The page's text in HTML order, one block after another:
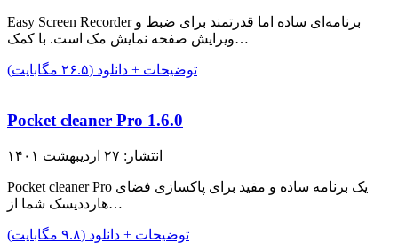
Easy Screen Recorder برنامه‌ای ساده اما قدرتمند برای ضبط و
ویرایش صفحه نمایش مک است. با کمک…
توضیحات + دانلود (۲۶.۵ مگابایت)
Pocket cleaner Pro 1.6.0
انتشار: ۲۷ اردیبهشت ۱۴۰۱
Pocket cleaner Pro یک برنامه ساده و مفید برای پاکسازی فضای
هارددیسک شما از…
توضیحات + دانلود (۹.۸ مگابایت)